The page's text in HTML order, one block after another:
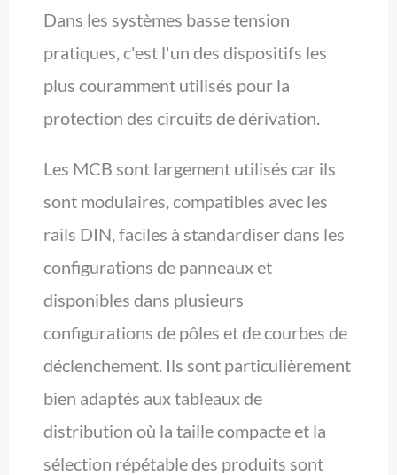
Dans les systèmes basse tension
pratiques, c'est l'un des dispositifs les
plus couramment utilisés pour la
protection des circuits de dérivation.
Les MCB sont largement utilisés car ils
sont modulaires, compatibles avec les
rails DIN, faciles à standardiser dans les
configurations de panneaux et
disponibles dans plusieurs
configurations de pôles et de courbes de
déclenchement. Ils sont particulièrement
bien adaptés aux tableaux de
distribution où la taille compacte et la
sélection répétable des produits sont